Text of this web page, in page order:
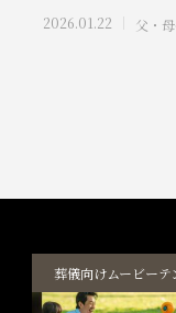
年間携わってき
2026.01.22 父・
葬儀向けムービーテ